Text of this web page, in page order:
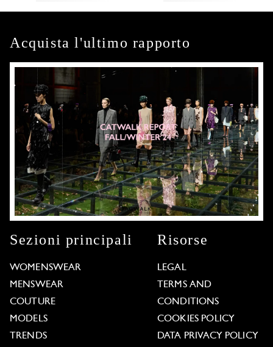
Acquista l'ultimo rapporto
Sezioni principali
WOMENSWEAR
MENSWEAR
COUTURE
MODELS
TRENDS
Risorse
LEGAL
TERMS AND
CONDITIONS
COOKIES POLICY
DATA PRIVACY POLICY